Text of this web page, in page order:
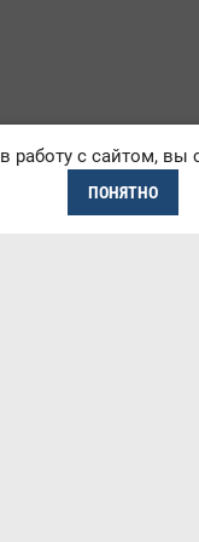
с сайтом, вы
ПОНЯТНО